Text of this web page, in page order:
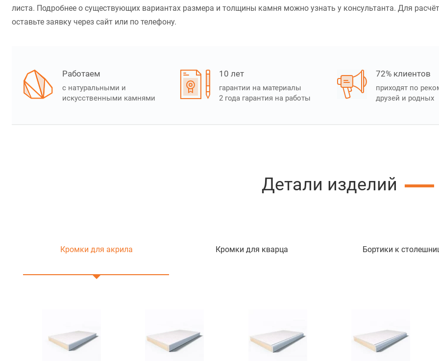
листа. Подробнее о существующих вариантах размера и толщины камня можно узнать у консультанта. Для
оставьте заявку через сайт или по телефону.
Работаем
с натуральными и
искусственными камнями
10 лет
гарантии на материалы
2 года гарантия на работы
72% клиентов
приходят по
друзей и родных
Детали изделий
Кромки для акрила Кромки для кварца Бортики к